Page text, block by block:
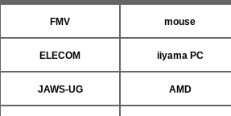
FMV mouse
ELECOM iiyama PC
JAWS-UG AMD